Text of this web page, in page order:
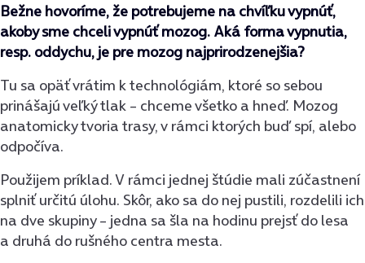
Bežne hovoríme, že potrebujeme na chvíľku vypnúť,
akoby sme chceli vypnúť mozog. Aká forma vypnutia,
resp. oddychu, je pre mozog najprirodzenejšia?
Tu sa opäť vrátim k technológiám, ktoré so sebou
prinášajú veľký tlak – chceme všetko a hneď. Mozog
anatomicky tvoria trasy, v rámci ktorých buď spí, alebo
odpočíva.
Použijem príklad. V rámci jednej štúdie mali zúčastnení
splniť určitú úlohu. Skôr, ako sa do nej pustili, rozdelili ich
na dve skupiny – jedna sa šla na hodinu prejsť do lesa
a druhá do rušného centra mesta.